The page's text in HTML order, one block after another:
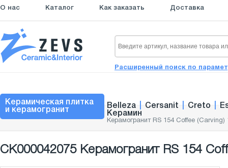
О нас Каталог Как заказать Доставка
Расширенный поиск по
Керамическая плитка
и керамогранит
Belleza Cersanit Creto
Керамин
Керамогранит RS 154 Coffee (Carving)
СК000042075 Керамогранит RS 154